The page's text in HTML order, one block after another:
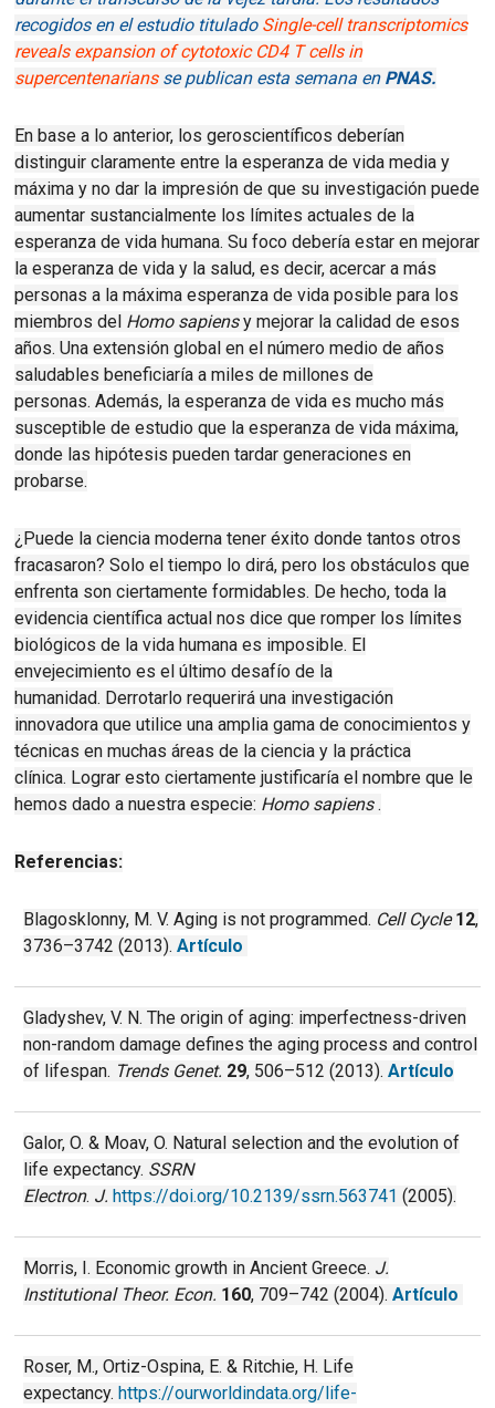
recogidos en el estudio titulado Single-cell transcriptomics
reveals expansion of cytotoxic CD4 T cells in
supercentenariansse publican esta semana en PNAS.
En base a lo anterior, los geroscientíficos deberían
distinguir claramente entre la esperanza de vida media y
máxima y no dar la impresión de que su investigación puede
aumentar sustancialmente los límites actuales de la
esperanza de vida humana.Su foco debería estar en mejorar
la esperanza de vida y la salud, es decir, acercar a más
personas a la máxima esperanza de vida posible para los
miembros del Homo sapiensy mejorar la calidad de esos
años.Una extensión global en el número medio de años
saludables beneficiaría a miles de millones de
personas.Además, la esperanza de vida es mucho más
susceptible de estudio que la esperanza de vida máxima,
donde las hipótesis pueden tardar generaciones en
probarse.
¿Puede la ciencia moderna tener éxito donde tantos otros
fracasaron?Solo el tiempo lo dirá, pero los obstáculos que
enfrenta son ciertamente formidables. De hecho, toda la
evidencia científica actual nos dice que romper los límites
biológicos de la vida humana es imposible. El
envejecimiento es el último desafío de la
humanidad. Derrotarlo requerirá una investigación
innovadora que utilice una amplia gama de conocimientos y
técnicas en muchas áreas de la ciencia y la práctica
clínica. Lograr esto ciertamente justificaría el nombre que le
hemos dado a nuestra especie: Homo sapiens.
Referencias:
Blagosklonny, M. V. Aging is not programmed. Cell Cycle 12,
3736–3742 (2013).Artículo
Gladyshev, V. N. The origin of aging: imperfectness-driven
non-random damage defines the aging process and control
of lifespan. Trends Genet. 29, 506–512 (2013).Artículo
Galor, O. & Moav, O. Natural selection and the evolution of
life expectancy. SSRN
Electron. J. https://doi.org/10.2139/ssrn.563741 (2005).
Morris, I. Economic growth in Ancient Greece. J.
Institutional Theor. Econ. 160, 709–742 (2004).Artículo
Roser, M., Ortiz-Ospina, E. & Ritchie, H. Life
expectancy.https://ourworldindata.org/life-